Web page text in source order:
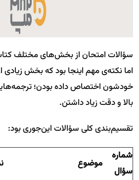
سؤالات امتحان از بخش‌های مختلف
اما نکته‌ی مهم اینجا بود که بخش زیادی
خودشون اختصاص داده بودن؛
بالا و دقت زیاد داشتن.
تقسیم‌بندی کلی سؤالات این‌جوری بود:
شماره
سؤال
موضوع